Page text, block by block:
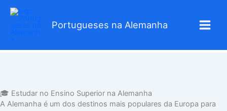
Skip
content
Portugueses na Alemanha
🎓 Estudar no Ensino Superior na Alemanha
A Alemanha é um dos destinos mais populares da Europa para